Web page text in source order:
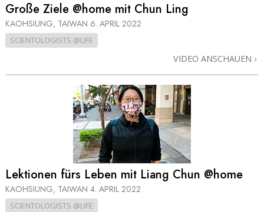
Große Ziele @home mit Chun Ling
KAOHSIUNG, TAIWAN 6. APRIL 2022
SCIENTOLOGISTS @LIFE
VIDEO ANSCHAUEN
Lektionen fürs Leben mit Liang Chun @home
KAOHSIUNG, TAIWAN 4. APRIL 2022
SCIENTOLOGISTS @LIFE